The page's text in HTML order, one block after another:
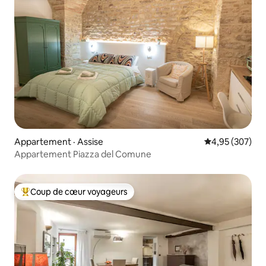
Appartement · Assise Note
4,95 (307)
Appartement Piazza del Comune
Coup de cœur voyageurs parmi les plus aimés
Coup de cœur voyageurs